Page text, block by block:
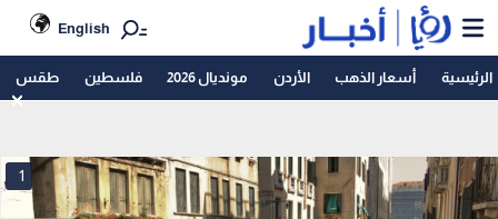
English
الرئيسية أسعار الذهب الأردن مونديال 2026 فلسطين طقس
1